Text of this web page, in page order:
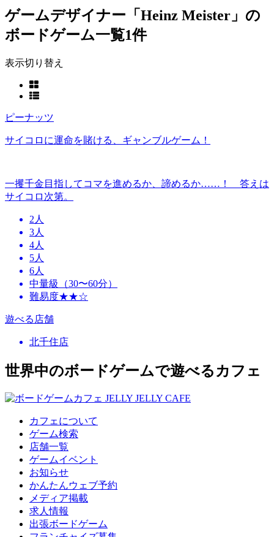
ゲームデザイナー「Heinz Meister」の
ボードゲーム一覧1件
表示切り替え
ピーナッツ
サイコロに運命を賭ける、ギャンブルゲーム！
一攫千金目指してコマを進めるか、諦めるか……！ 答えは
サイコロ次第。
2人
3人
4人
5人
6人
中量級（30〜60分）
難易度★★☆
遊べる店舗
北千住店
世界中のボードゲームで遊べるカフェ
カフェについて
ゲーム検索
店舗一覧
ゲームイベント
お知らせ
かんたんウェブ予約
メディア掲載
求人情報
出張ボードゲーム